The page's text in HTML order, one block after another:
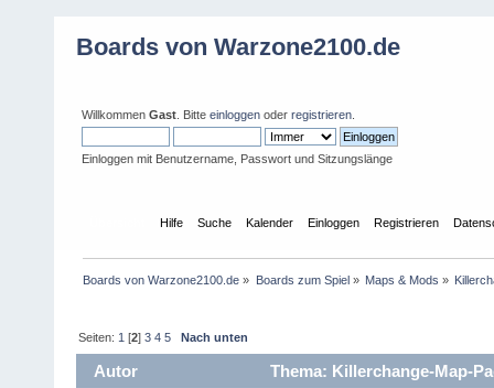
Boards von Warzone2100.de
Willkommen Gast . Bitte einloggen oder registrieren
Einloggen mit Benutzername, Passwort und Sitzungslänge
Hilfe Suche Kalender Einloggen Registrieren
Boards von Warzone2100.de » Boards zum Spiel» Maps & Mods »
Seiten: 1 [2]3 4 5 Nach unten
Autor Thema: Killerchange-Map-